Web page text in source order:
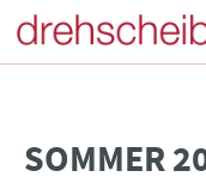
SOMMER